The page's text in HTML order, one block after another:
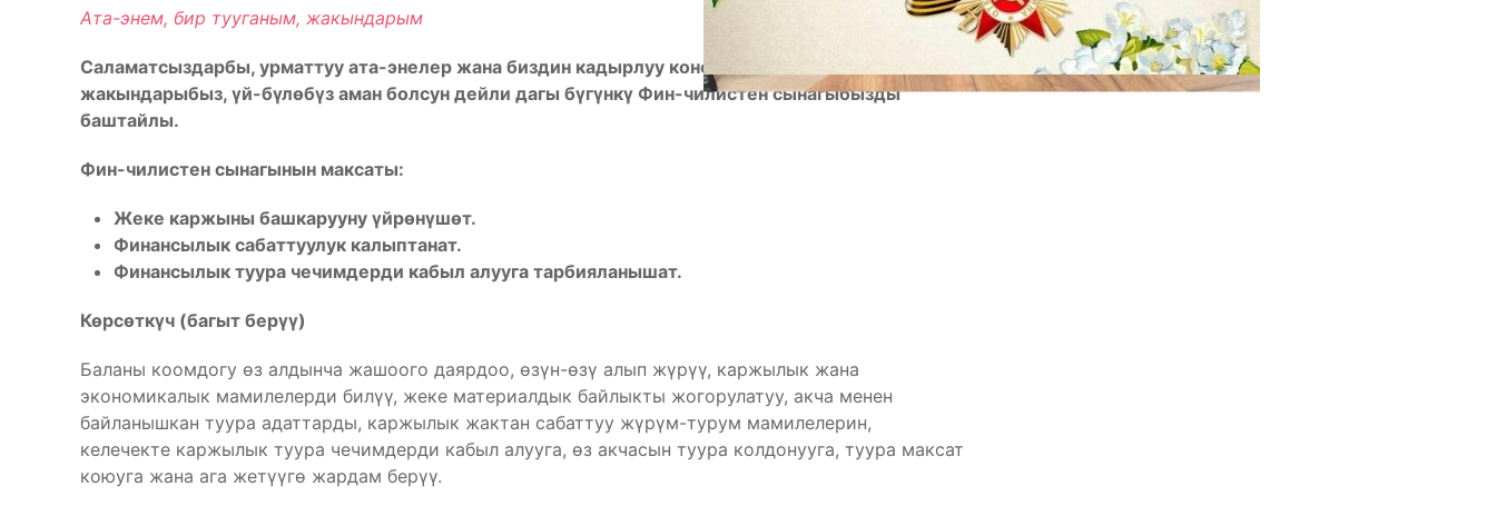
Ата-энем, бир тууганым, жакындарым
Саламатсыздарбы, урматтуу ата-энелер жана биздин кадырлуу коноктор! Баардыгыбыздын
жакындарыбыз, үй-бүлөбүз аман болсун дейли дагы бүгүнкү Фин-чилистен сынагыбызды
баштайлы.
Фин-чилистен сынагынын максаты:
Жеке каржыны башкарууну үйрөнүшөт.
Финансылык сабаттуулук калыптанат.
Финансылык туура чечимдерди кабыл алууга тарбияланышат.
Көрсөткүч (багыт берүү)
Баланы коомдогу өз алдынча жашоого даярдоо, өзүн-өзү алып жүрүү, каржылык жана
экономикалык мамилелерди билүү, жеке материалдык байлыкты жогорулатуу, акча менен
байланышкан туура адаттарды, каржылык жактан сабаттуу жүрүм-турум мамилелерин,
келечекте каржылык туура чечимдерди кабыл алууга, өз акчасын туура колдонууга, туура максат
коюуга жана ага жетүүгө жардам берүү.